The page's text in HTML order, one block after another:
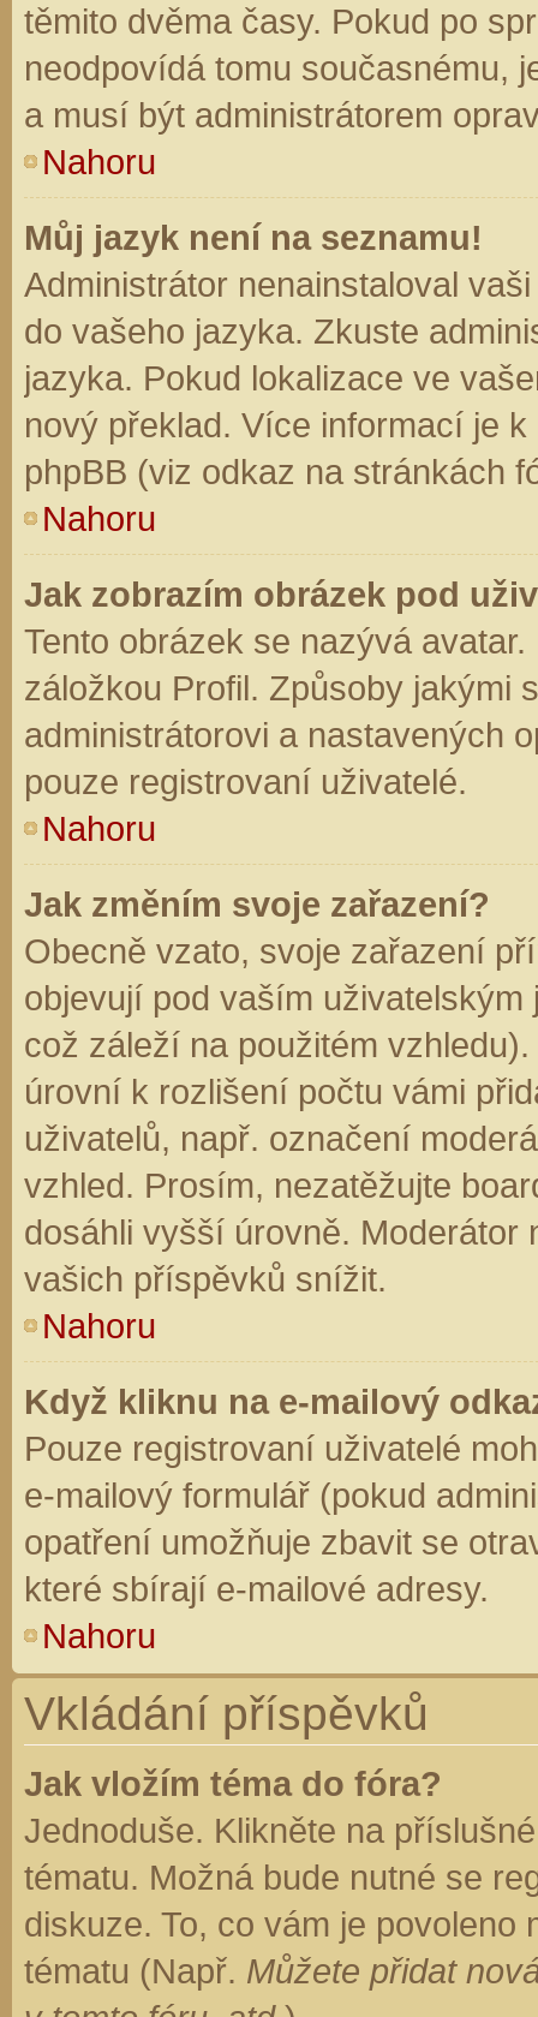
těmito dvěma časy. Pokud po
neodpovídá tomu současnému,
a musí být administrátorem
Nahoru
Můj jazyk není na seznamu!
Administrátor nenainstaloval
do vašeho jazyka. Zkuste
jazyka. Pokud lokalizace ve
nový překlad. Více informací je
phpBB (viz odkaz na stránkách
Nahoru
Jak zobrazím obrázek pod
Tento obrázek se nazývá
záložkou Profil. Způsoby jakými
administrátorovi a nastavených
pouze registrovaní uživatelé.
Nahoru
Jak změním svoje zařazení?
Obecně vzato, svoje zařazení
objevují pod vaším
což záleží na použitém
úrovní k rozlišení počtu vámi
uživatelů, např. označení
vzhled. Prosím, nezatěžujte
dosáhli vyšší úrovně. Moderátor
vašich příspěvků snížit.
Nahoru
Když kliknu na e-mailový
Pouze registrovaní uživatelé
e-mailový formulář (pokud
opatření umožňuje zbavit se
které sbírají e-mailové adresy.
Nahoru
Vkládání příspěvků
Jak vložím téma do fóra?
Jednoduše. Klikněte na
tématu. Možná bude nutné se
diskuze. To, co vám je
tématu (Např. Můžete přidat